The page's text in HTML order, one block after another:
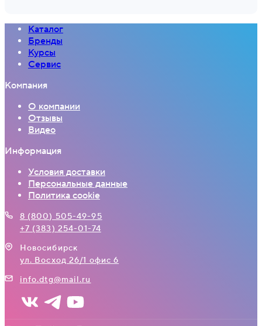
Каталог
Бренды
Курсы
Сервис
Компания
О компании
Отзывы
Видео
Информация
Условия доставки
Персональные данные
Политика cookie
8 (800) 505-49-95
+7 (383) 254-01-74
Новосибирск
ул. Восход 26/1 офис 6
info.dtg@mail.ru